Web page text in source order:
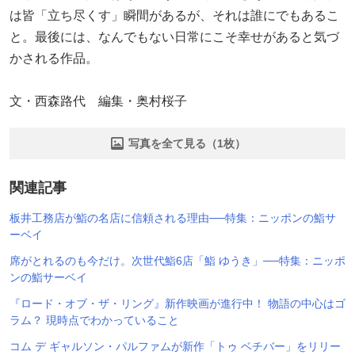
は皆「立ち尽くす」瞬間があるが、それは誰にでもあるこ
と。最後には、なんでもない日常にこそ幸せがあると気づ
かされる作品。
文・西森路代 編集・奥村桜子
写真を全て見る（1枚）
関連記事
板井工務店が鮨の名店に信頼される理由──特集：ニッポンの鮨サ
ーベイ
席がとれるのも今だけ。次世代鮨6店「鮨 ゆうき」──特集：ニッポ
ンの鮨サーベイ
『ロード・オブ・ザ・リング』新作映画が進行中！ 物語の中心はゴ
ラム？ 現時点でわかっていること
コム デ ギャルソン・パルファムが新作「トゥ ベチバー」をリリー